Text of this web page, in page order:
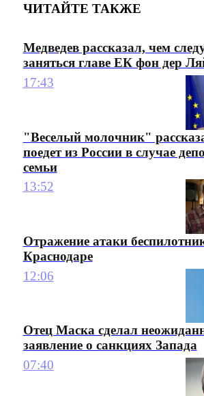
ЧИТАЙТЕ ТАКЖЕ
Медведев рассказал, чем
заняться главе ЕК фон дер
17:43
"Веселый молочник"
поедет из России в случае
семьи
13:52
Отражение атаки
Краснодаре
12:06
Отец Маска сделал
заявление о санкциях Запада
07:40